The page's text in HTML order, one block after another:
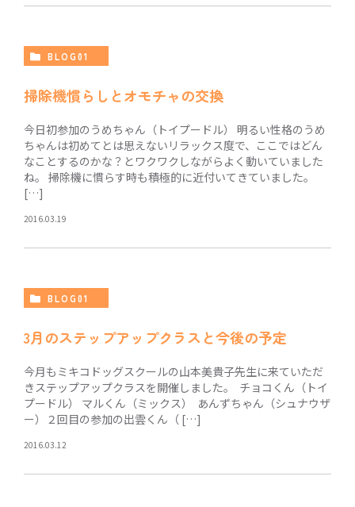
BLOG01
掃除機慣らしとオモチャの交換
今日初参加のうめちゃん（トイプードル） 明るい性格のうめ
ちゃんは初めてとは思えないリラックス度で、ここではどん
なことするのかな？とワクワクしながらよく動いていました
ね。 掃除機に慣らす時も積極的に近付いてきていました。
[…]
2016.03.19
BLOG01
3月のステップアップクラスと今後の予定
今月もミキコドッグスクールの山本美貴子先生に来ていただ
きステップアップクラスを開催しました。 チョコくん（トイ
プードル） マルくん（ミックス） あんずちゃん（シュナウザ
ー）２回目の参加の出雲くん（ […]
2016.03.12